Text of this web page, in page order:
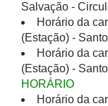
Salvação -
Horário da
(Estação) -
Horário da
(Estação) -
HORÁRIO
Horário da